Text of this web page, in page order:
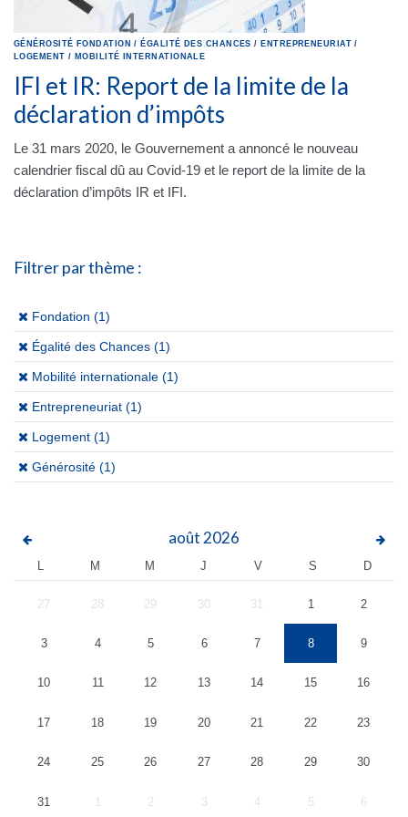
GÉNÉROSITÉ FONDATION / ÉGALITÉ DES CHANCES / ENTREPRENEURIAT /
LOGEMENT / MOBILITÉ INTERNATIONALE
IFI et IR: Report de la limite de la
déclaration d’impôts
Le 31 mars 2020, le Gouvernement a annoncé le nouveau
calendrier fiscal dû au Covid-19 et le report de la limite de la
déclaration d’impôts IR et IFI.
Filtrer par thème :
(x)
Fondation (1)
(x)
Égalité des Chances (1)
(x)
Mobilité internationale (1)
(x)
Entrepreneuriat (1)
(x)
Logement (1)
(x)
Générosité (1)
août 2026
L M M J V S D
27 28 29 30 31 1 2
3 4 5 6 7 8 9
10 11 12 13 14 15 16
17 18 19 20 21 22 23
24 25 26 27 28 29 30
31 1 2 3 4 5 6